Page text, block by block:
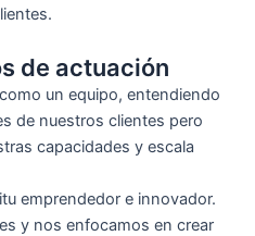
de actuación
un equipo, entendiendo
de nuestros clientes pero
capacidades y escala
emprendedor e innovador.
y nos enfocamos en crear